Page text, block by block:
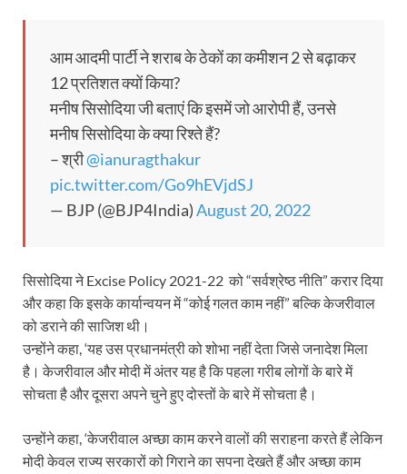
आम आदमी पार्टी ने शराब के ठेकों का कमीशन 2 से बढ़ाकर
12 प्रतिशत क्यों किया?
मनीष सिसोदिया जी बताएं कि इसमें जो आरोपी हैं, उनसे
मनीष सिसोदिया के क्या रिश्ते हैं?
– श्री@ianuragthakur
pic.twitter.com/Go9hEVjdSJ
— BJP (@BJP4India)August 20, 2022
सिसोदिया ने Excise Policy 2021-22 को “सर्वश्रेष्ठ नीति” करार दिया
और कहा कि इसके कार्यान्वयन में “कोई गलत काम नहीं” बल्कि केजरीवाल
को डराने की साजिश थी।
उन्होंने कहा, ‘यह उस प्रधानमंत्री को शोभा नहीं देता जिसे जनादेश मिला
है। केजरीवाल और मोदी में अंतर यह है कि पहला गरीब लोगों के बारे में
सोचता है और दूसरा अपने चुने हुए दोस्तों के बारे में सोचता है।
उन्होंने कहा, ‘केजरीवाल अच्छा काम करने वालों की सराहना करते हैं लेकिन
मोदी केवल राज्य सरकारों को गिराने का सपना देखते हैं और अच्छा काम